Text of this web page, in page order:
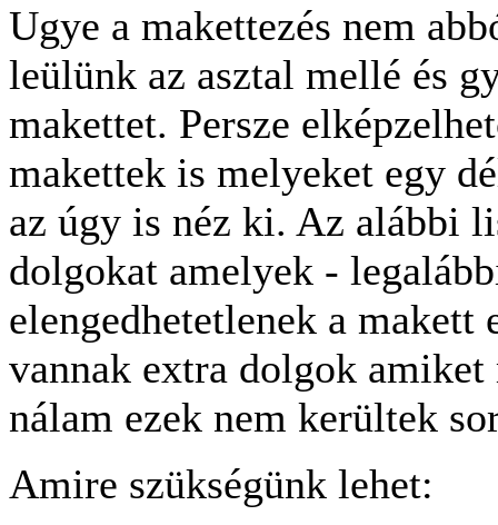
Ugye a makettezés nem
leülünk az asztal mellé és
makettet. Persze
makettek is melyeket egy
az úgy is néz ki. Az alábbi
dolgokat amelyek -
elengedhetetlenek a makett
vannak extra dolgok amiket
nálam ezek nem kerültek
Amire szükségünk lehet: